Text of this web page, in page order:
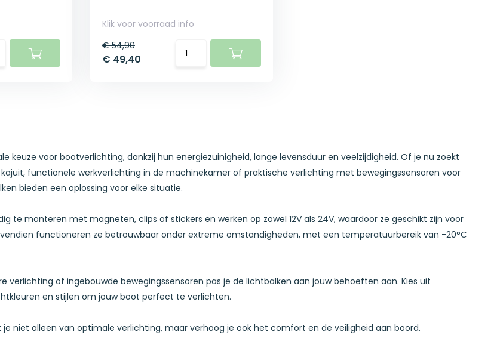
Klik voor voorraad info
€ 54,90
€ 49,40
keuze voor bootverlichting, dankzij hun energiezuinigheid, lange levensduur en veelzijdigheid. Of je nu zoekt
functionele werkverlichting in de machinekamer of praktische verlichting met bewegingssensoren voor
bieden een oplossing voor elke situatie.
te monteren met magneten, clips of stickers en werken op zowel 12V als 24V, waardoor ze geschikt zijn voor
functioneren ze betrouwbaar onder extreme omstandigheden, met een temperatuurbereik van -20°C
verlichting of ingebouwde bewegingssensoren pas je de lichtbalken aan jouw behoeften aan. Kies uit
en stijlen om jouw boot perfect te verlichten.
je niet alleen van optimale verlichting, maar verhoog je ook het comfort en de veiligheid aan boord.